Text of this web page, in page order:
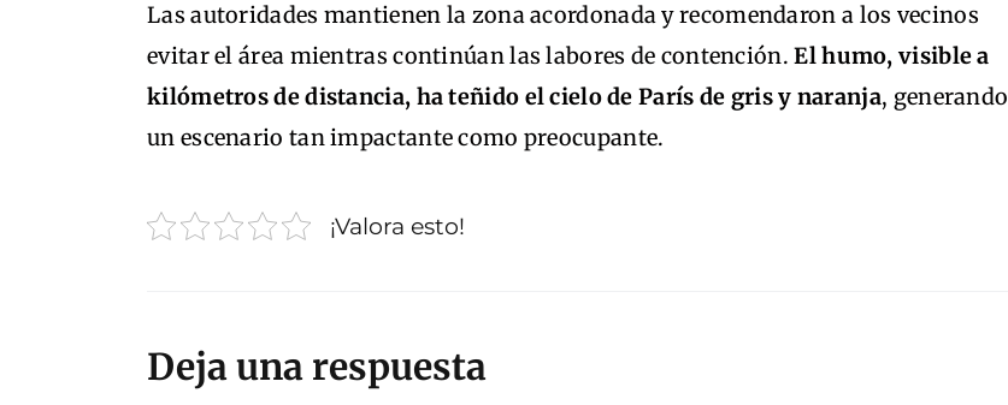
Las autoridades mantienen la zona acordonada y recomendaron a los vecinos
evitar el área mientras continúan las labores de contención.El humo, visible a
kilómetros de distancia, ha teñido el cielo de París de gris y naranja, generando
un escenario tan impactante como preocupante.
¡Valora esto!
Deja una respuesta